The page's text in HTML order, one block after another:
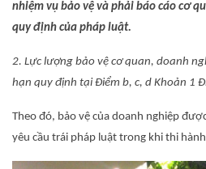
nhiệm vụ bảo vệ và phải báo cáo cơ
quy định của pháp luật.
2. Lực lượng bảo vệ cơ quan, doanh
hạn quy định tại Điểm b, c, d Khoản 1
Theo đó, bảo vệ của doanh nghiệp
yêu cầu trái pháp luật trong khi thi